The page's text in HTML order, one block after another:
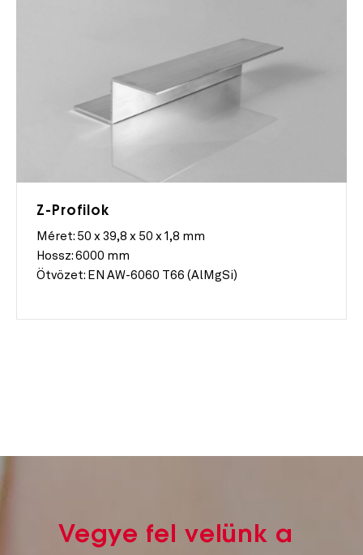
Z-Profilok
Méret: 50 x 39,8 x 50 x 1,8 mm
Hossz: 6000 mm
Ötvözet: EN AW-6060 T66 (AlMgSi)
Vegye fel velünk a